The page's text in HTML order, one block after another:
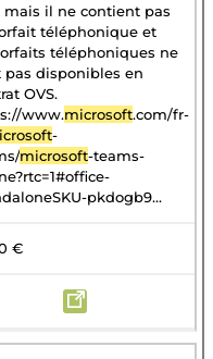
mais il ne contient pas
téléphonique et
téléphoniques ne
pas disponibles en
OVS.
www.microsoft.com/fr-
-
microsoft-teams-
pkdogb9...
€